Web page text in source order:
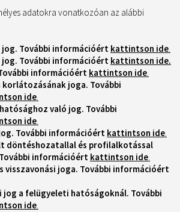
adatokra vonatkozóan az alábbi
További információért kattintson ide.
jog. További információért kattintson ide.
információért kattintson ide.
joga. További
ide.
való jog. További
ide.
További információért kattintson ide.
döntéshozatallal és profilalkotással
információért kattintson ide.
visszavonási joga. További információért
jog a felügyeleti hatóságoknál. További
ide.